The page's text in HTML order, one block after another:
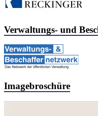
Verwaltungs- und
Imagebroschüre